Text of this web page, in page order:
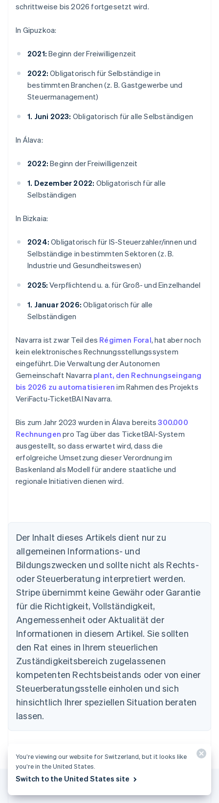
schrittweise bis 2026 fortgesetzt wird.
In Gipuzkoa:
2021: Beginn der Freiwilligenzeit
2022: Obligatorisch für Selbständige in
bestimmten Branchen (z. B. Gastgewerbe und
Steuermanagement)
1. Juni 2023: Obligatorisch für alle Selbständigen
In Álava:
2022: Beginn der Freiwilligenzeit
1. Dezember 2022: Obligatorisch für alle
Selbständigen
In Bizkaia:
2024: Obligatorisch für IS-Steuerzahler/innen und
Selbständige in bestimmten Sektoren (z. B.
Industrie und Gesundheitswesen)
2025: Verpflichtend u. a. für Groß- und Einzelhandel
1. Januar 2026: Obligatorisch für alle
Selbständigen
Navarra ist zwar Teil des Régimen Foral, hat aber noch
kein elektronisches Rechnungsstellungssystem
eingeführt. Die Verwaltung der Autonomen
Gemeinschaft Navarra plant, den Rechnungseingang
bis 2026 zu automatisieren im Rahmen des Projekts
VeriFactu-TicketBAI Navarra.
Bis zum Jahr 2023 wurden in Álava bereits300.000
Rechnungen pro Tag über das TicketBAI-System
ausgestellt, so dass erwartet wird, dass die
erfolgreiche Umsetzung dieser Verordnung im
Baskenland als Modell für andere staatliche und
regionale Initiativen dienen wird.
Der Inhalt dieses Artikels dient nur zu
allgemeinen Informations- und
Bildungszwecken und sollte nicht als Rechts-
oder Steuerberatung interpretiert werden.
Stripe übernimmt keine Gewähr oder Garantie
für die Richtigkeit, Vollständigkeit,
Angemessenheit oder Aktualität der
Informationen in diesem Artikel. Sie sollten
den Rat eines in Ihrem steuerlichen
Zuständigkeitsbereich zugelassenen
kompetenten Rechtsbeistands oder von einer
Steuerberatungsstelle einholen und sich
hinsichtlich Ihrer speziellen Situation beraten
lassen.
Australien
English
Belgien
Brasilien
PortuguêsEnglish
Bulgarien
English
Dänemark
English
DeutschEnglish
Estland
English
Festlandchina
简体中文 English
Finnland
Frankreich
Griechenland
English
Indien
You’re viewing our website for Switzerland, but it looks like
you’re in the United States.
Switch to the United States site